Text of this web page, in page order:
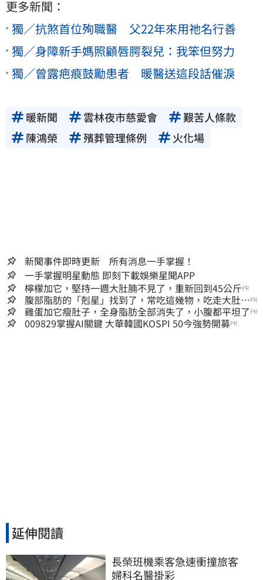
更多新聞：
獨／抗煞首位殉職醫 父22年來用祂名行善
獨／身障新手媽照顧唇腭裂兒：我笨但努力
獨／曾露疤痕鼓勵患者 暖醫送這段話催淚
暖新聞 雲林夜市慈愛會
艱苦人條款
陳鴻榮
殯葬管理條例 火化場
新聞事件即時更新 所有消息一手掌握！
一手掌握明星動態 即刻下載娛樂星聞APP
檸檬加它，堅持一週大肚腩不見了，重新回到45公斤PR
腹部脂肪的「剋星」找到了，常吃這幾物，吃走大肚
囊，瘦出小蠻腰
PR
雞蛋加它瘦肚子，全身脂肪全部消失了，小腹都平坦了 PR
009829掌握AI關鍵 大華韓國KOSPI 50今強勢開募PR
延伸閱讀
長榮班機乘客急速衝撞旅客
婦科名醫掛彩